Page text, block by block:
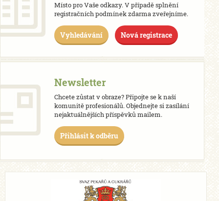
Místo pro Vaše odkazy. V případě splnění
registračních podmínek zdarma zveřejníme.
Vyhledávání Nová registrace
Newsletter
Chcete zůstat v obraze? Připojte se k naší
komunitě profesionálů. Objednejte si zasílání
nejaktuálnějších příspěvků mailem.
Přihlásit k odběru